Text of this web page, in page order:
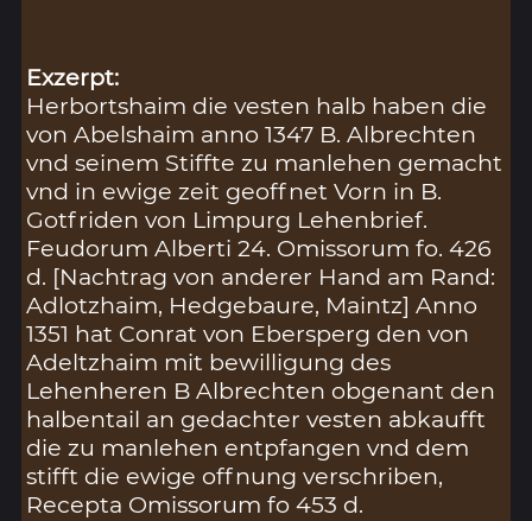
Exzerpt:
Herbortshaim die vesten halb haben die
von Abelshaim anno 1347 B. Albrechten
vnd seinem Stiffte zu manlehen gemacht
vnd in ewige zeit geoffnet Vorn in B.
Gotfriden von Limpurg Lehenbrief.
Feudorum Alberti 24. Omissorum fo. 426
d. [Nachtrag von anderer Hand am Rand:
Adlotzhaim, Hedgebaure, Maintz] Anno
1351 hat Conrat von Ebersperg den von
Adeltzhaim mit bewilligung des
Lehenheren B Albrechten obgenant den
halbentail an gedachter vesten abkaufft
die zu manlehen entpfangen vnd dem
stifft die ewige offnung verschriben,
Recepta Omissorum fo 453 d.